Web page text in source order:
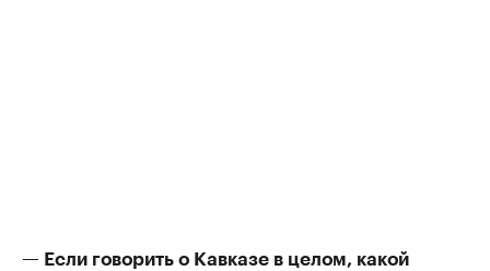
— Если говорить о Кавказе в целом, какой